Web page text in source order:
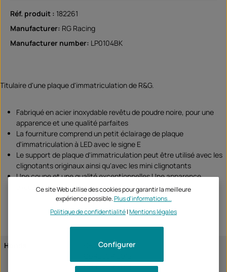
Réf. produit : 182261
Manufacturer: RG Racing
Manufacturer number: LP0104BK
Titulaire d'une plaque d'immatriculation de R&G.
Fabriqué en acier inoxydable revêtu de poudre noire, pour une
apparence et une qualité parfaites
La fourniture comprend un petit éclairage de plaque
d'immatriculation à LED avec le signe E
Le support de plaque d'immatriculation peut être utilisé avec les
clignotants originaux ainsi qu'avec les mini clignotants
Une coupe et une qualité exceptionnelles Une apparence
exceptionnelle
Honda
CBR250R 2011
CBR250R 2013
Ce site Web utilise des cookies pour garantir la meilleure
expérience possible.Plus d'informations...
Politique de confidentialité|Mentions légales
Configurer